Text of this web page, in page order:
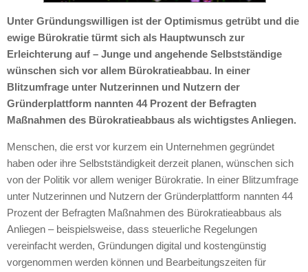
Unter Gründungswilligen ist der Optimismus getrübt und die
ewige Bürokratie türmt sich als Hauptwunsch zur
Erleichterung auf – Junge und angehende Selbstständige
wünschen sich vor allem Bürokratieabbau. In einer
Blitzumfrage unter Nutzerinnen und Nutzern der
Gründerplattform nannten 44 Prozent der Befragten
Maßnahmen des Bürokratieabbaus als wichtigstes Anliegen.
Menschen, die erst vor kurzem ein Unternehmen gegründet
haben oder ihre Selbstständigkeit derzeit planen, wünschen sich
von der Politik vor allem weniger Bürokratie. In einer Blitzumfrage
unter Nutzerinnen und Nutzern der Gründerplattform nannten 44
Prozent der Befragten Maßnahmen des Bürokratieabbaus als
Anliegen – beispielsweise, dass steuerliche Regelungen
vereinfacht werden, Gründungen digital und kostengünstig
vorgenommen werden können und Bearbeitungszeiten für